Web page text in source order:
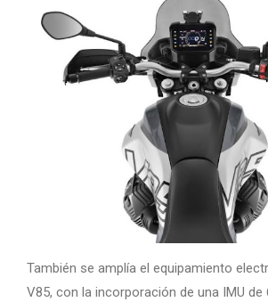
También se amplía el equipamiento
V85, con la incorporación de una IMU de